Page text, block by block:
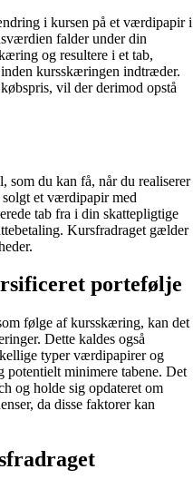
i kursen på et værdipapir i
falder under din
og resultere i et tab,
kursskæringen indtræder.
vil der derimod opstå
som du kan få, når du realiserer
et værdipapir med
tab fra i din skattepligtige
Kursfradraget gælder
portefølje
følge af kursskæring, kan det
Dette kaldes også
typer værdipapirer og
potentielt minimere tabene. Det
og holde sig opdateret om
da disse faktorer kan